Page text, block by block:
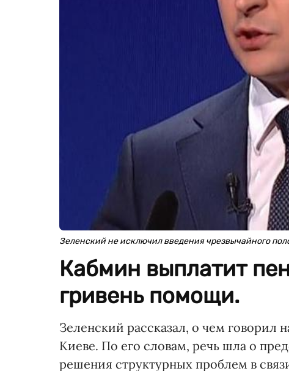
Зеленский не исключил введения чрезвычайного
Кабмин выплатит
гривень помощи.
Зеленский рассказал, о чем говорил
Киеве. По его словам, речь шла о
решения структурных проблем в